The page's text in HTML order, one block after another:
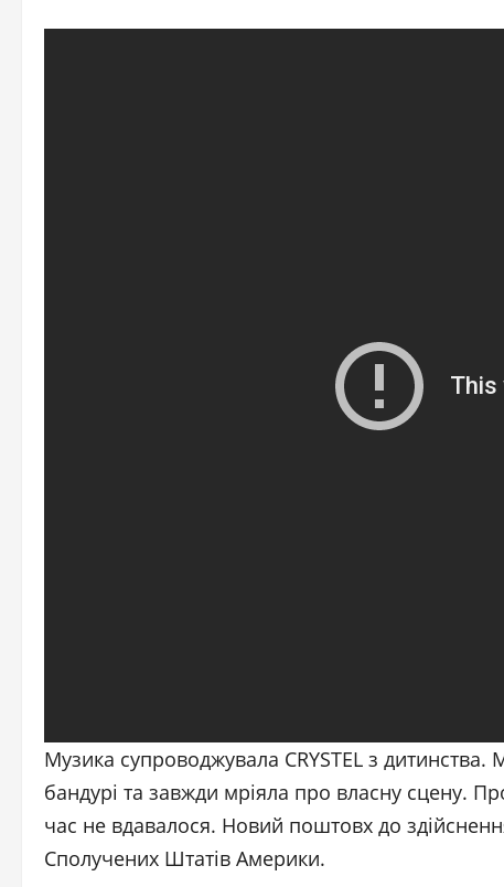
Музика супроводжувала CRYSTEL з
бандурі та завжди мріяла про власну сцену.
час не вдавалося. Новий поштовх до
Сполучених Штатів Америки.